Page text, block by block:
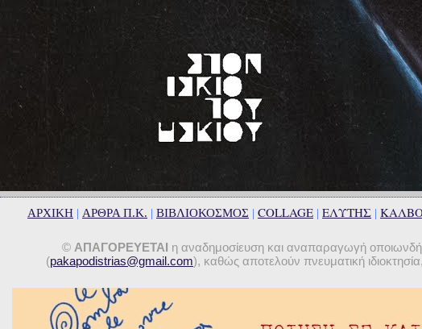
ΑΡΧΙΚΗ | ΑΡΘΡΑ Π.Κ. | ΒΙΒΛΙΟΚΟΣΜΟΣ | COLLAGE | ΕΛΥΤΗΣ |
© ΑΠΑΓΟΡΕΥΕΤΑΙ η αναδημοσίευση και αναπαραγωγή
(pakapodistrias@gmail.com), καθώς αποτελούν πνευματική